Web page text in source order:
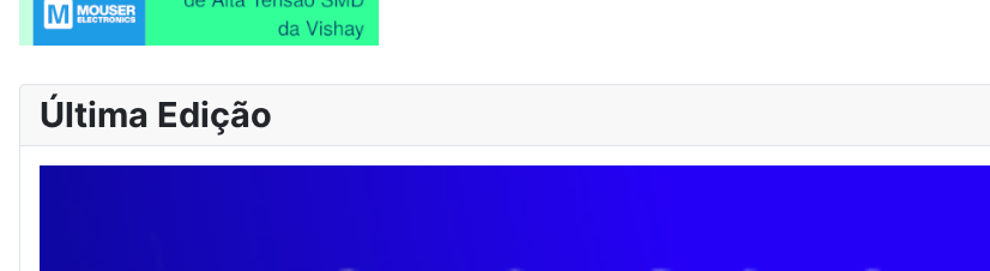
Última Edição